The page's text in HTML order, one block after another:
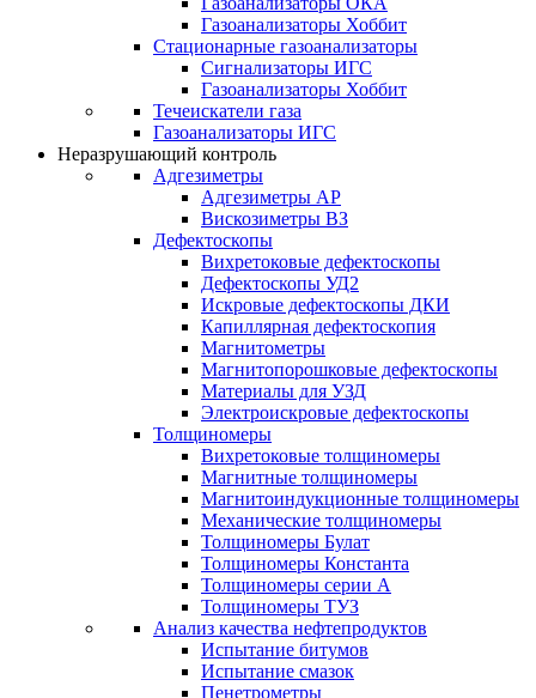
Газоанализаторы Хоббит
Стационарные газоанализаторы
Сигнализаторы ИГС
Газоанализаторы Хоббит
Течеискатели газа
Газоанализаторы ИГС
Неразрушающий контроль
Адгезиметры
Адгезиметры АР
Вискозиметры ВЗ
Дефектоскопы
Вихретоковые дефектоскопы
Дефектоскопы УД2
Искровые дефектоскопы ДКИ
Капиллярная дефектоскопия
Магнитометры
Магнитопорошковые дефектоскопы
Материалы для УЗД
Электроискровые дефектоскопы
Толщиномеры
Вихретоковые толщиномеры
Магнитные толщиномеры
Магнитоиндукционные толщиномеры
Механические толщиномеры
Толщиномеры Булат
Толщиномеры Константа
Толщиномеры серии А
Толщиномеры ТУЗ
Анализ качества нефтепродуктов
Испытание битумов
Испытание смазок
Пенетрометры